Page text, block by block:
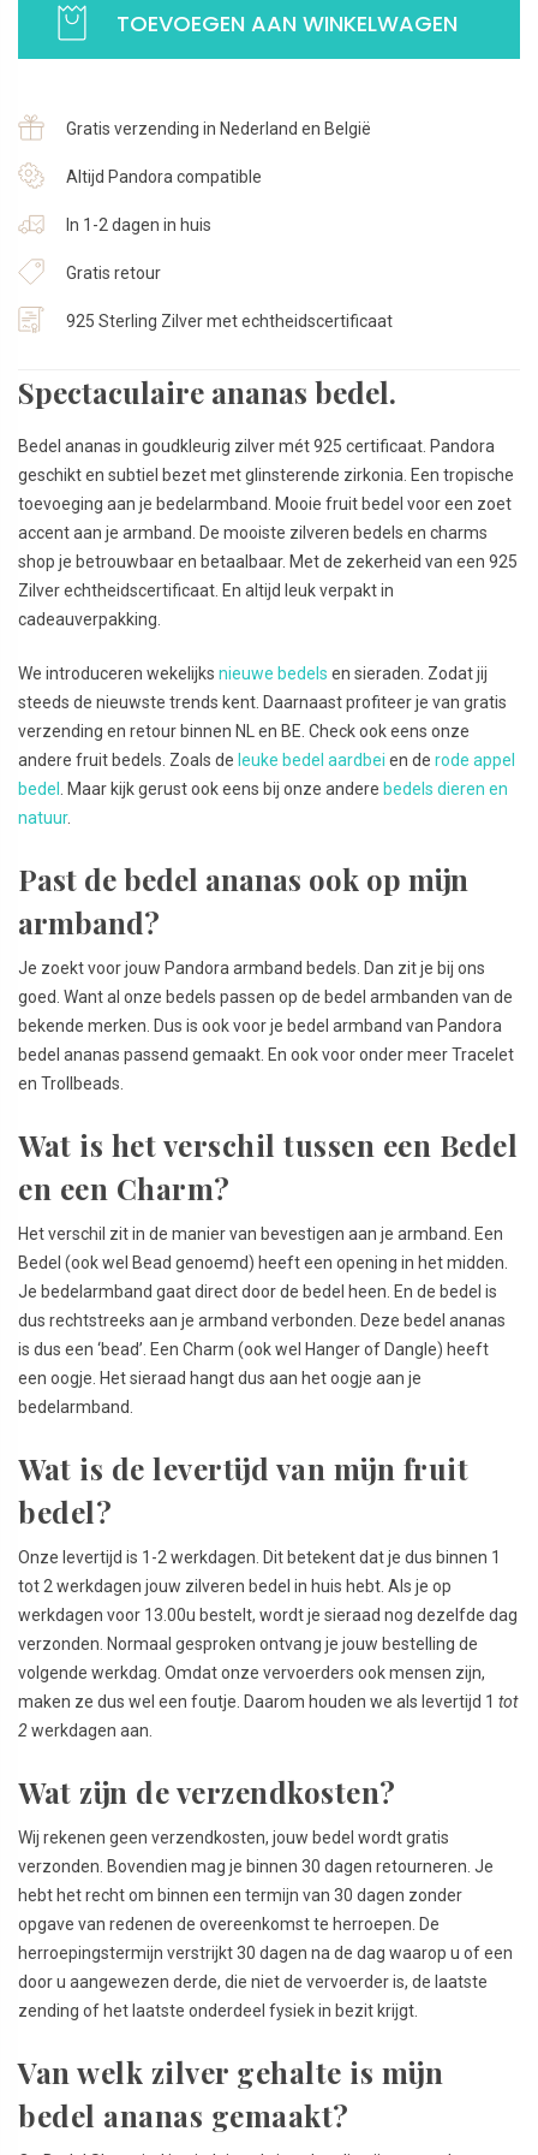
Verguld
met
925
Sterling
aantal
TOEVOEGEN AAN WINKELWAGEN
Gratis verzending in Nederland en België
Altijd Pandora compatible
In 1-2 dagen in huis
Gratis retour
925 Sterling Zilver met echtheidscertificaat
Spectaculaire ananas bedel.
Bedel ananas in goudkleurig zilver mét 925 certificaat. Pandora
geschikt en subtiel bezet met glinsterende zirkonia. Een tropische
toevoeging aan je bedelarmband. Mooie fruit bedel voor een zoet
accent aan je armband. De mooiste zilveren bedels en charms
shop je betrouwbaar en betaalbaar. Met de zekerheid van een 925
Zilver echtheidscertificaat. En altijd leuk verpakt in
cadeauverpakking.
We introduceren wekelijks nieuwe bedels en sieraden. Zodat jij
steeds de nieuwste trends kent. Daarnaast profiteer je van gratis
verzending en retour binnen NL en BE. Check ook eens onze
andere fruit bedels. Zoals de leuke bedel aardbei en de rode appel
bedel
. Maar kijk gerust ook eens bij onze andere bedels dieren en
natuur.
Past de bedel ananas ook op mijn
armband?
Je zoekt voor jouw Pandora armband bedels. Dan zit je bij ons
goed. Want al onze bedels passen op de bedel armbanden van de
bekende merken. Dus is ook voor je bedel armband van Pandora
bedel ananas passend gemaakt. En ook voor onder meer Tracelet
en Trollbeads.
Wat is het verschil tussen een Bedel
en een Charm?
Het verschil zit in de manier van bevestigen aan je armband. Een
Bedel (ook wel Bead genoemd) heeft een opening in het midden.
Je bedelarmband gaat direct door de bedel heen. En de bedel is
dus rechtstreeks aan je armband verbonden. Deze bedel ananas
is dus een ‘bead’. Een Charm (ook wel Hanger of Dangle) heeft
een oogje. Het sieraad hangt dus aan het oogje aan je
bedelarmband.
Wat is de levertijd van mijn fruit
bedel?
Onze levertijd is 1-2 werkdagen. Dit betekent dat je dus binnen 1
tot 2 werkdagen jouw zilveren bedel in huis hebt. Als je op
werkdagen voor 13.00u bestelt, wordt je sieraad nog dezelfde dag
verzonden. Normaal gesproken ontvang je jouw bestelling de
volgende werkdag. Omdat onze vervoerders ook mensen zijn,
maken ze dus wel een foutje. Daarom houden we als levertijd 1 tot
2werkdagen aan.
Wat zijn de verzendkosten?
Wij rekenen geen verzendkosten, jouw bedel wordt gratis
verzonden. Bovendien mag je binnen 30 dagen retourneren. Je
hebt het recht om binnen een termijn van 30 dagen zonder
opgave van redenen de overeenkomst te herroepen. De
herroepingstermijn verstrijkt 30 dagen na de dag waarop u of een
door u aangewezen derde, die niet de vervoerder is, de laatste
zending of het laatste onderdeel fysiek in bezit krijgt.
Van welk zilver gehalte is mijn
bedel ananas gemaakt?